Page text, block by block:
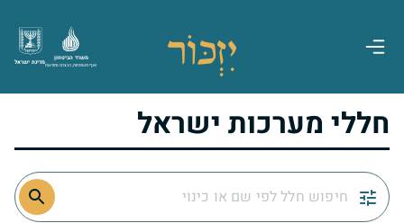
מדינת ישראל
משרד הביטחון
אגף משפחות, הנצחה ומורשת
חללי מערכות ישראל